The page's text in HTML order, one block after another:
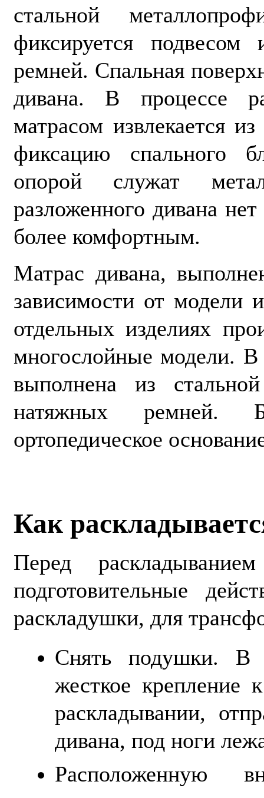
стальной
фиксируется
ремней. Спальная
дивана. В процессе
матрасом извлекается
фиксацию спального
опорой служат
разложенного дивана
более комфортным.
Матрас дивана,
зависимости от модели
отдельных изделиях
многослойные модели. В
выполнена из
натяжных ремней.
ортопедическое
Как
Перед
подготовительные
раскладушки, для
Снять подушки. В
жесткое крепление
раскладывании,
дивана, под ноги
Расположенную